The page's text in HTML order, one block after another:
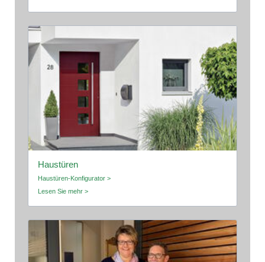
Haustüren
Haustüren-Konfigurator >
Lesen Sie mehr >